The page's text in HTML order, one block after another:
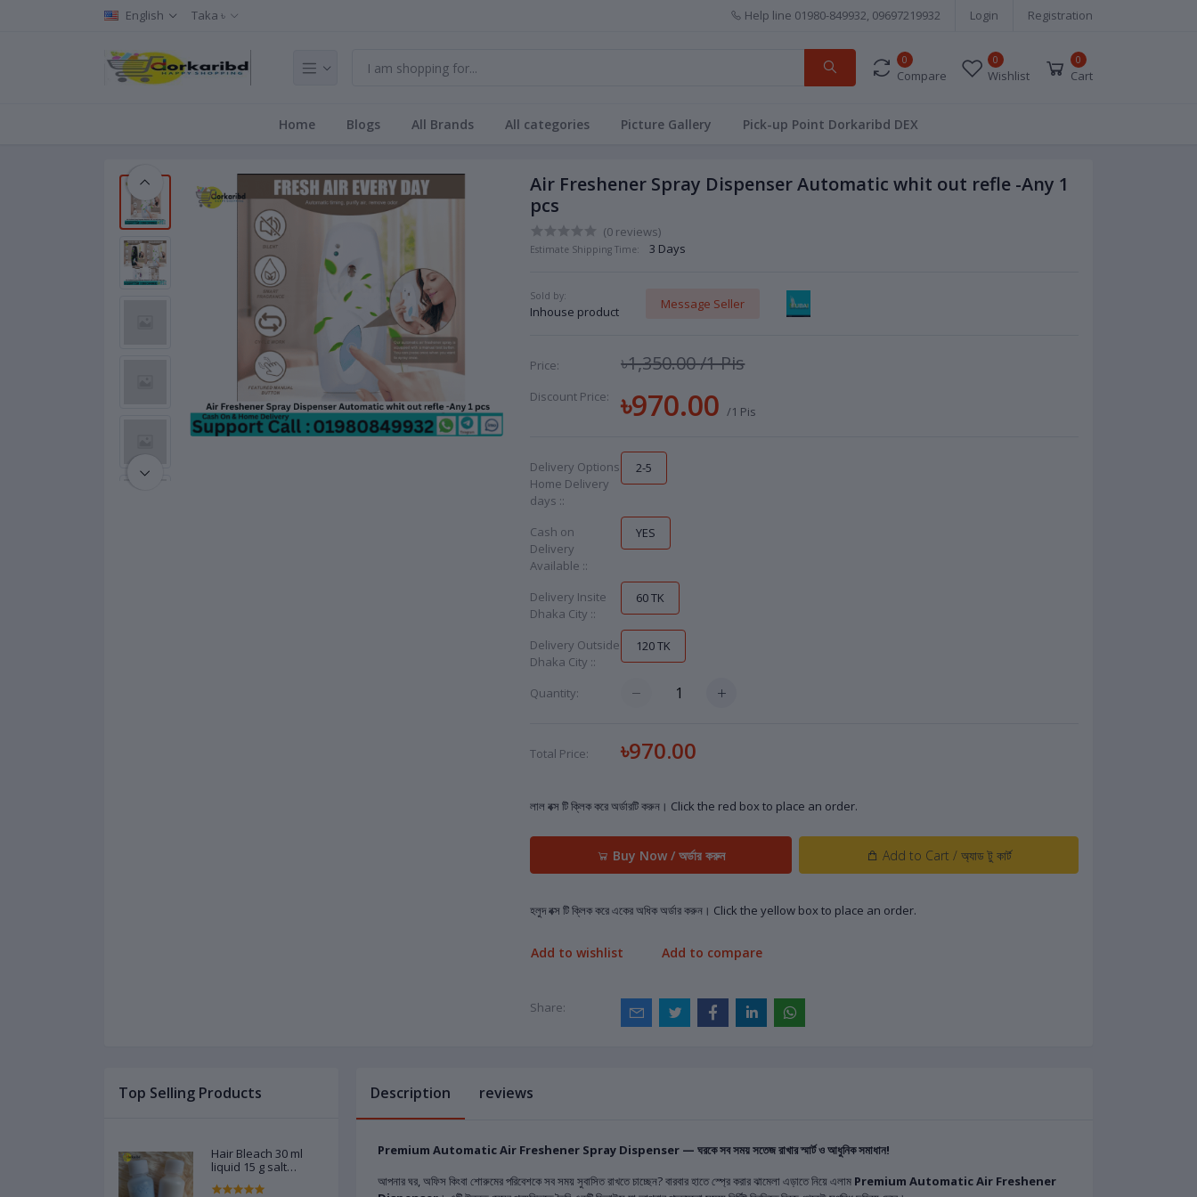
English Taka ৳ Help line 01980-849932, 09697219932 Login Registration
0
Compare
0
Wishlist
0
Cart
Home Blogs All Brands All categories Picture Gallery Pick-up Point Dorkaribd DEX
Air Freshener Spray Dispenser Automatic whit out refle -Any 1
pcs
(0 reviews)
Estimate Shipping Time: 3 Days
Sold by:
Inhouse product
Message Seller
Price: ৳1,350.00/1 Pis
Discount Price: ৳970.00/1 Pis
Delivery Options
Home Delivery
days ::
2-5
Cash on
Delivery
Available ::
YES
Delivery Insite
Dhaka City ::
60 TK
Delivery Outside
Dhaka City ::
120 TK
Quantity:
Total Price: ৳970.00
লাল বক্স টি ক্লিক করে অর্ডারটি করুন। Click the red box to place an order.
Buy Now / অর্ডার করুন Add to Cart / অ্যাড টু কার্ট
হলুদ বক্স টি ক্লিক করে একের অধিক অর্ডার করুন। Click the yellow box to place an order.
Add to wishlist Add to compare
Share:
Top Selling Products
Hair Bleach 30 ml
liquid 15 g salt
02788603
Description reviews
Premium Automatic Air Freshener Spray Dispenser — ঘরকে সব সময় সতেজ রাখার স্মার্ট ও আধুনিক সমাধান!
আপনার ঘর, অফিস কিংবা শোরুমের পরিবেশকে সব সময় সুবাসিত রাখতে চাচ্ছেন? বারবার হাতে স্প্রে করার ঝামেলা এড়াতে নিয়ে এলাম Premium Automatic Air Freshener